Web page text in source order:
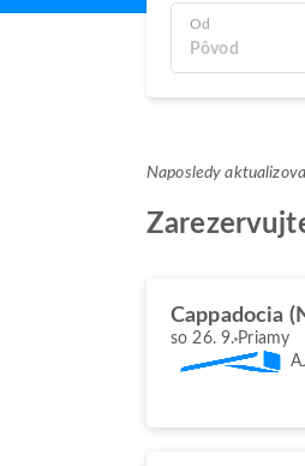
Od
Naposledy
Cappadocia
so 26. 9. Priamy